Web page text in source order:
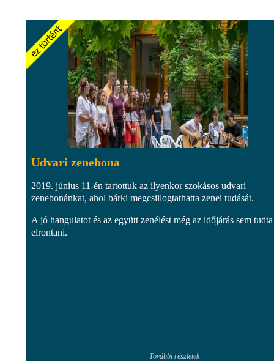
Udvari zenebona
2019. június 11-én tartottuk az ilyenkor szokásos udvari
zenebonánkat, ahol bárki megcsillogtathatta zenei tudását.
A jó hangulatot és az együtt zenélést még az időjárás sem tudta
elrontani.
További részletek